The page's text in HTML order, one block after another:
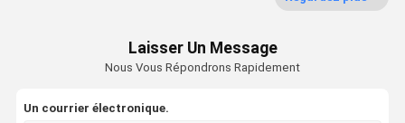
Cloison de séparation mobile
Partition murale opérationnelle
Laisser Un Message
Nous Vous Répondrons Rapidement
Un courrier électronique.